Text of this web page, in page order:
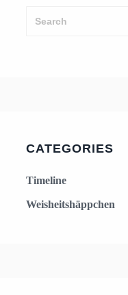
CATEGORIES
Timeline
Weisheitshäppchen